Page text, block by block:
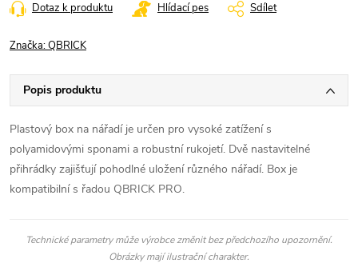
Dotaz k produktu Hlídací pes Sdílet
Značka:QBRICK
Popis produktu
Plastový box na nářadí je určen pro vysoké zatížení s
polyamidovými sponami a robustní rukojetí. Dvě nastavitelné
přihrádky zajišťují pohodlné uložení různého nářadí. Box je
kompatibilní s řadou QBRICK PRO.
Technické parametry může výrobce změnit bez předchozího upozornění.
Obrázky mají ilustrační charakter.